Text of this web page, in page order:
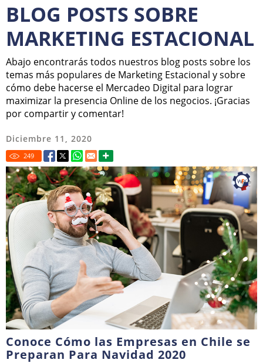
BLOG POSTS SOBRE
MARKETING ESTACIONAL
Abajo encontrarás todos nuestros blog posts sobre los
temas más populares de Marketing Estacional y sobre
cómo debe hacerse el Mercadeo Digital para lograr
maximizar la presencia Online de los negocios. ¡Gracias
por compartir y comentar!
Diciembre 11, 2020
249
Conoce Cómo las Empresas en Chile se
Preparan Para Navidad 2020